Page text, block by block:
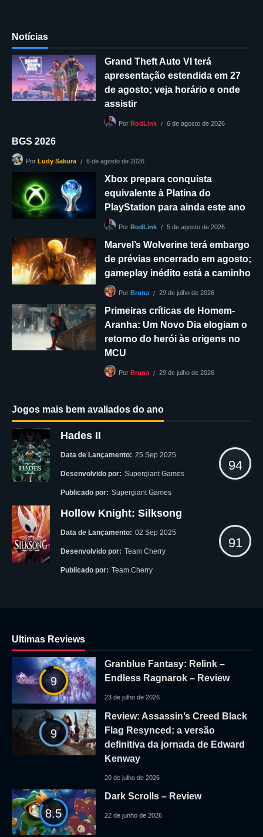
Notícias
Grand Theft Auto VI terá
apresentação estendida em 27
de agosto; veja horário e onde
assistir
Por RodLink 6 de agosto de 2026
BGS 2026
Por Ludy Sakura 6 de agosto de 2026
Xbox prepara conquista
equivalente à Platina do
PlayStation para ainda este ano
Por RodLink 5 de agosto de 2026
Marvel’s Wolverine terá embargo
de prévias encerrado em agosto;
gameplay inédito está a caminho
Por Bruna 29 de julho de 2026
Primeiras críticas de Homem-
Aranha: Um Novo Dia elogiam o
retorno do herói às origens no
MCU
Por Bruna 29 de julho de 2026
Jogos mais bem avaliados do ano
Hades II
Data de Lançamento: 25 Sep 2025
Desenvolvido por: Supergiant Games
Publicado por: Supergiant Games
94
Hollow Knight: Silksong
Data de Lançamento: 02 Sep 2025
Desenvolvido por: Team Cherry
Publicado por: Team Cherry
91
Ultimas Reviews
9
Granblue Fantasy: Relink –
Endless Ragnarok – Review
23 de julho de 2026
9
Review: Assassin’s Creed Black
Flag Resynced: a versão
definitiva da jornada de Edward
Kenway
20 de julho de 2026
8.5
Dark Scrolls – Review
22 de junho de 2026